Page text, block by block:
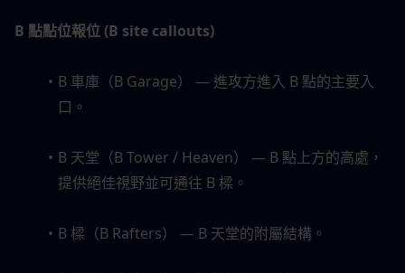
B 點點位報位 (B site callouts)
B 車庫（B Garage） — 進攻方進入 B 點的主要入
口。
B 天堂（B Tower / Heaven） — B 點上方的高處，
提供絕佳視野並可通往 B 樑。
B 樑（B Rafters） — B 天堂的附屬結構。